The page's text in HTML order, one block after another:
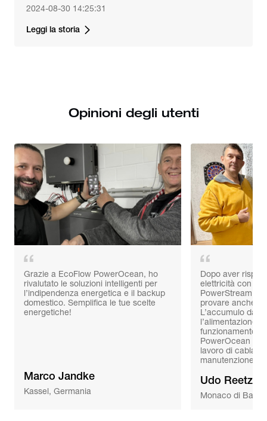
2024-08-30 14:25:31
Leggi la storia
Opinioni degli utenti
Grazie a EcoFlow PowerOcean, ho
rivalutato le soluzioni intelligenti per
l’indipendenza energetica e il backup
domestico. Semplifica le tue scelte
energetiche!
Marco Jandke
Kassel, Germania
Dopo aver
elettricità con le
PowerStream,
provare anche
L’accumulo da
l’alimentazione
funzionamento
PowerOcean
lavoro di
manutenzione!
Udo Reetz
Monaco di